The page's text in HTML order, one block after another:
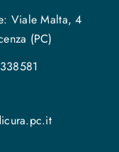
Viale Malta, 4
(PC)